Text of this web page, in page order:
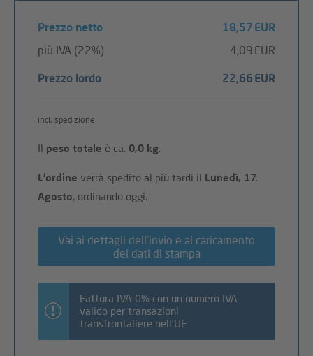
Prezzo netto
18,57 EUR
più IVA (22%)
4,09 EUR
Prezzo lordo 22,66 EUR
incl. spedizione
Il peso totale è ca. 0,0 kg.
L'ordine verrà spedito al più tardi il Lunedì, 17.
Agosto, ordinando oggi.
Vai ai dettagli dell'invio e al caricamento
dei dati di stampa
Fattura IVA 0% con un numero IVA
valido per transazioni
transfrontaliere nell'UE